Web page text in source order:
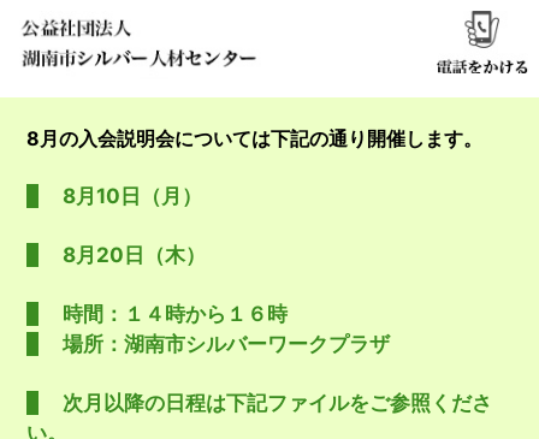
8月の入会説明会については下記の通り開催します。
8月10日（月）
8月20日（木）
時間：１４時から１６時
場所：湖南市シルバーワークプラザ
次月以降の日程は下記ファイルをご参照くださ
い。